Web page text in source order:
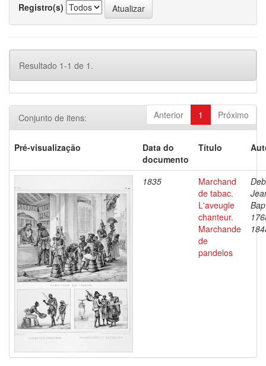
Registro(s)
Resultado 1-1 de 1.
Anterior 1 Próximo
Conjunto de itens:
Pré-visualização
Data do
documento
Título
1835
Marchand
de tabac.
L'aveugle
chanteur.
Marchande
de
pandelos